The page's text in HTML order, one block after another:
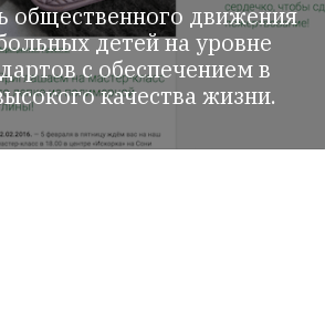
общественного движения
детей на уровне
с обеспечением в
качества жизни.